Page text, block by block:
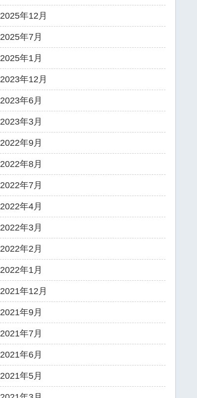
2025年12月
2025年7月
2025年1月
2023年12月
2023年6月
2023年3月
2022年9月
2022年8月
2022年7月
2022年4月
2022年3月
2022年2月
2022年1月
2021年12月
2021年9月
2021年7月
2021年6月
2021年5月